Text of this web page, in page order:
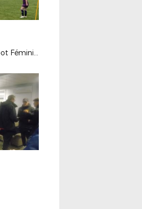
Fin de saison festive pour le Foot Féminin 17